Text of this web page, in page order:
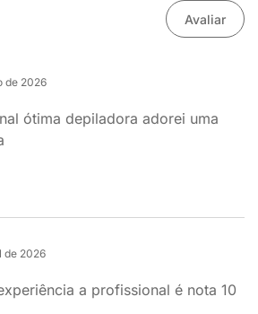
Avaliar
de 2026
ótima depiladora adorei uma
de 2026
a profissional é nota 10